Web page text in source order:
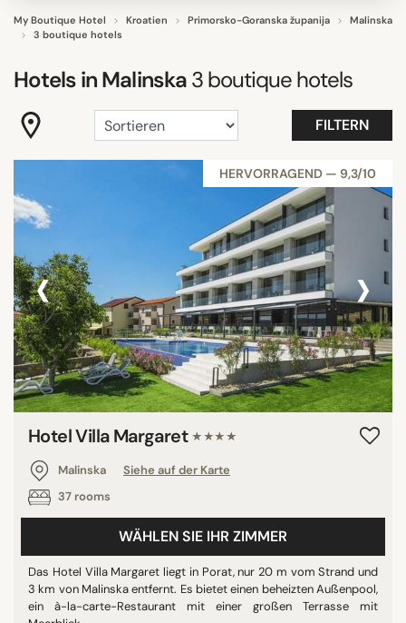
My Boutique Hotel Kroatien Primorsko-Goranska županija
Malinska
3 boutique hotels
Hotels inMalinska 3boutique hotels
FILTERN
BEWERTUNG
SUCHE
HERVORRAGEND — 9,3/10
‹ ›
Hotel Villa Margaret ★★★★
Malinska
Siehe auf der Karte
37 rooms
WÄHLEN SIE IHR ZIMMER
Das Hotel Villa Margaret liegt in Porat, nur 20 m vom Strand und
3 km von Malinska entfernt. Es bietet einen beheizten Außenpool,
ein à-la-carte-Restaurant mit einer großen Terrasse mit